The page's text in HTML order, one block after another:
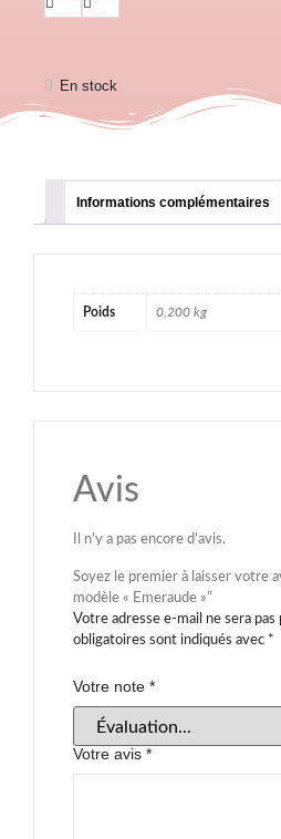
En stock
Informations complémentaires
Poids 0,200 kg
Avis
Il n’y a pas encore d’avis.
Soyez le premier à laisser votre
modèle « Emeraude »”
Votre adresse e-mail ne sera pas
obligatoires sont indiqués avec *
Votre note *
Votre avis *